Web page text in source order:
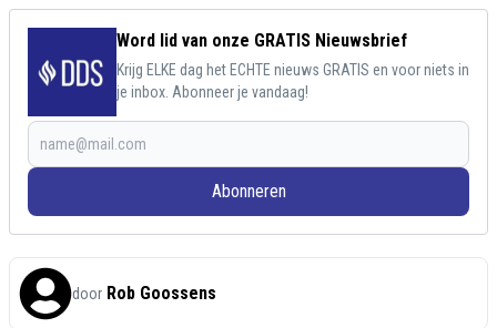
Word lid van onze GRATIS Nieuwsbrief
Krijg ELKE dag het ECHTE nieuws GRATIS en voor niets in
je inbox. Abonneer je vandaag!
Abonneren
door Rob Goossens